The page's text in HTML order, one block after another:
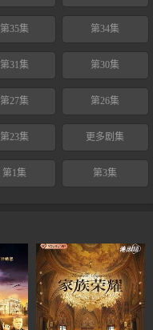
第35集 第34集
第31集 第30集
第27集 第26集
第23集 更多剧集
第3集
第1集